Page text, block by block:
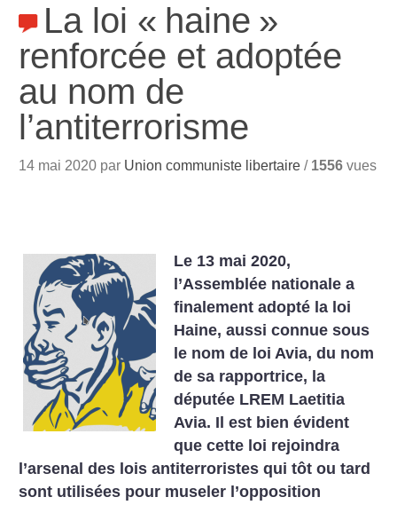
La loi « haine »
renforcée et adoptée
au nom de
l’antiterrorisme
14 mai 2020 par Union communiste libertaire / 1556 vues
Le 13 mai 2020,
l’Assemblée nationale a
finalement adopté la loi
Haine, aussi connue sous
le nom de loi Avia, du nom
de sa rapportrice, la
députée LREM Laetitia
Avia. Il est bien évident
que cette loi rejoindra
l’arsenal des lois antiterroristes qui tôt ou tard
sont utilisées pour museler l’opposition